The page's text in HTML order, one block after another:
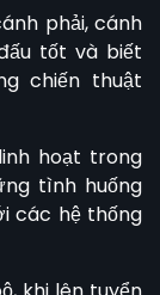
phải, cánh
tốt và biết
chiến thuật
hoạt trong
tình huống
các hệ thống